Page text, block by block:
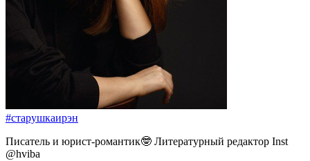
#старушкаирэн
Писатель и юрист-романтик🤓 Литературный редактор Inst
@hviba